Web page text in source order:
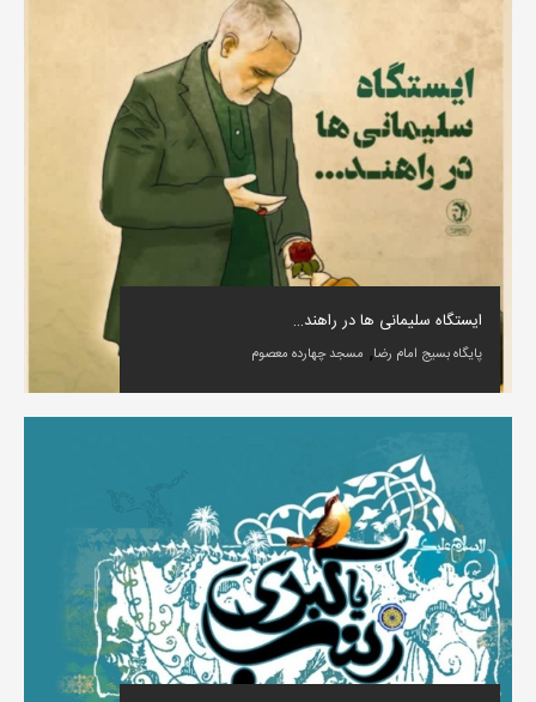
ایستگاه سلیمانی ها در راهند…
پایگاه بسیج امام رضا, مسجد چهارده معصوم